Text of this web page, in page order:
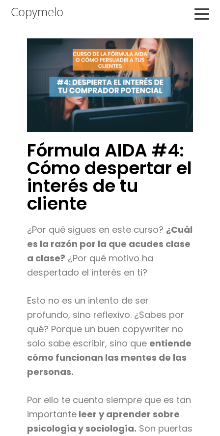
Saltar
Saltar
contenido
Saltar
Copymelo
Fórmula AIDA #4:
Cómo despertar el
interés de tu
cliente
¿Por qué sigues en este curso? ¿Cuál
es la razón por la que acudes clase
a clase? ¿Por qué motivo ha
despertado el interés en ti?
Esto no es un intento de ser
profundo, sino reflexivo. ¿Sabes por
qué? Porque un buen copywriter no
solo sabe escribir, sino que entiende
cómo funcionan las mentes de las
personas.
Por ello te cuento siempre que es tan
importanteleer y aprender sobre
psicología y sociología. Son puertas